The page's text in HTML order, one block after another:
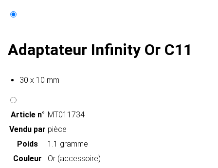
Adaptateur Infinity Or C11
30 x 10 mm
Article n° MT011734
Vendu par pièce
Poids
1.1 gramme
Couleur
Or (accessoire)